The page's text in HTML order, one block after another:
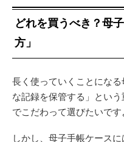
どれを買うべき？母
方」
長く使っていくことにな
な記録を保管する」とい
でこだわって選びたいです
しかし、母子手帳ケース